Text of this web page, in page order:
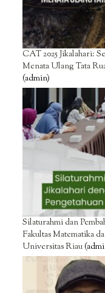
CAT 2025 Jikalahari:
Menata Ulang Tata
(admin)
Silaturahmi dan
Fakultas Matematika
Universitas Riau